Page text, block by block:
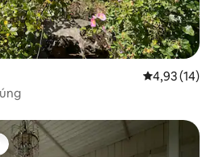
Xếp hạng
4,93 (14)